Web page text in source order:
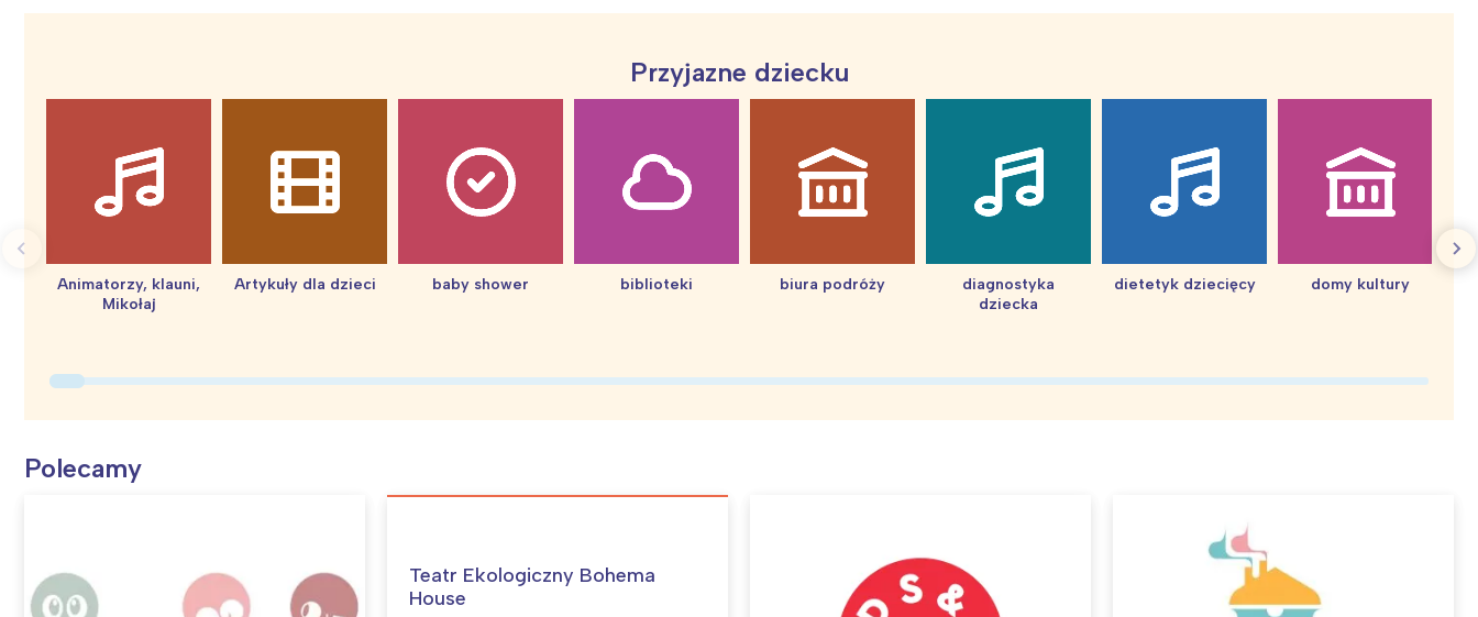
Przyjazne dziecku
Animatorzy, klauni,
Mikołaj
Artykuły dla dzieci baby shower biblioteki biura podróży
diagnostyka
dziecka
dietetyk dziecięcy
domy kultury
Polecamy
Teatr Ekologiczny Bohema
House